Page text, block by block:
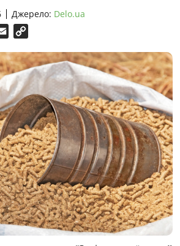
Джерело: Delo.ua
Email